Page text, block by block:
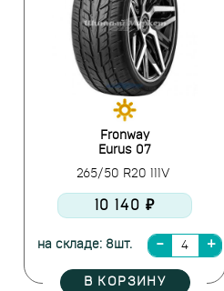
Fronway
Eurus 07
265/50 R20 111V
10 140 ₽
на складе: 8шт.
В КОРЗИНУ